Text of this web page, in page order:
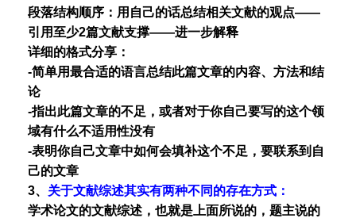
段落结构顺序：用自己的话总结相关文献的观点——
引用至少2篇文献支撑——进一步解释
详细的格式分享：
-简单用最合适的语言总结此篇文章的内容、方法和结
论
-指出此篇文章的不足，或者对于你自己要写的这个领
域有什么不适用性没有
-表明你自己文章中如何会填补这个不足，要联系到自
己的文章
3、 关于文献综述其实有两种不同的存在方式：
学术论文的文献综述，也就是上面所说的，题主说的